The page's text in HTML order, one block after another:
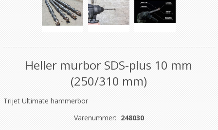
Heller murbor SDS-plus 10 mm
(250/310 mm)
Trijet Ultimate hammerbor
Varenummer: 248030